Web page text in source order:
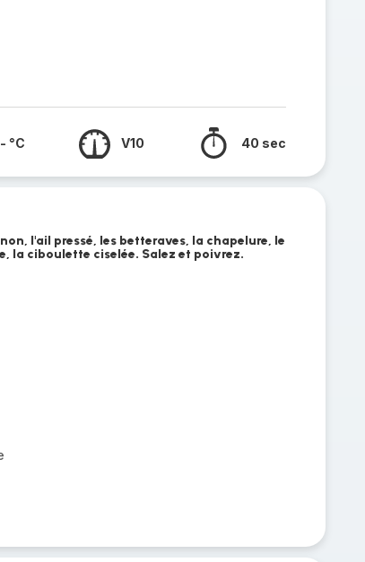
- °C V10 40 sec
l'ail pressé, les betteraves, la chapelure, le
la ciboulette ciselée. Salez et poivrez.